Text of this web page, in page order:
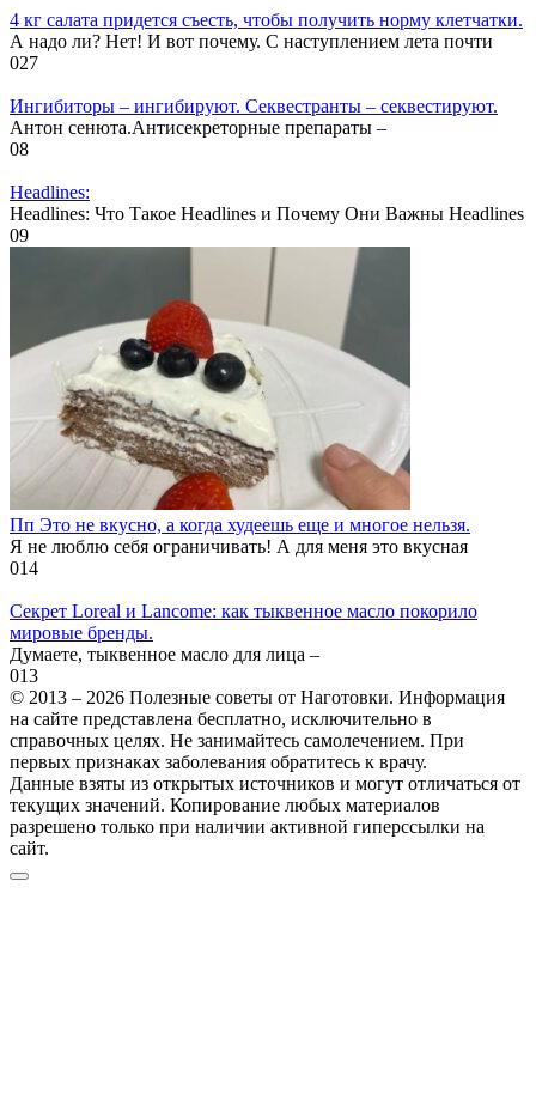
4 кг салата придется съесть, чтобы получить норму клетчатки.
А надо ли? Нет! И вот почему. С наступлением лета почти
027
Ингибиторы – ингибируют. Секвестранты – секвестируют.
Антон сенюта.Антисекреторные препараты –
08
Headlines:
Headlines: Что Такое Headlines и Почему Они Важны Headlines
09
Пп Это не вкусно, а когда худеешь еще и многое нельзя.
Я не люблю себя ограничивать! А для меня это вкусная
014
Секрет Loreal и Lancome: как тыквенное масло покорило
мировые бренды.
Думаете, тыквенное масло для лица –
013
© 2013 – 2026 Полезные советы от Наготовки. Информация
на сайте представлена бесплатно, исключительно в
справочных целях. Не занимайтесь самолечением. При
первых признаках заболевания обратитесь к врачу.
Данные взяты из открытых источников и могут отличаться от
текущих значений. Копирование любых материалов
разрешено только при наличии активной гиперссылки на
сайт.